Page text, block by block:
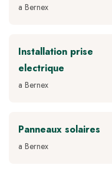
a Bernex
Installation prise
electrique
a Bernex
Panneaux solaires
a Bernex